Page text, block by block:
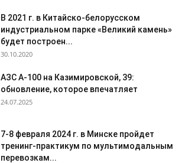
В 2021 г. в Китайско-белорусском
индустриальном парке «Великий камень»
будет построен...
30.10.2020
АЗС А-100 на Казимировской, 39:
обновление, которое впечатляет
24.07.2025
7-8 февраля 2024 г. в Минске пройдет
тренинг-практикум по мультимодальным
перевозкам...